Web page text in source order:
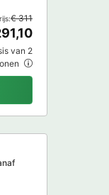
€ 311
van 2